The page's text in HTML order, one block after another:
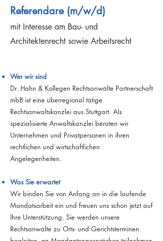
Referendare (m/w/d)
mit Interesse am Bau- und
Architektenrecht sowie Arbeitsrecht
Wer wir sind
Dr. Hahn & Kollegen Rechtsanwälte Partnerschaft
mbB ist eine überregional tätige
Rechtsanwaltskanzlei aus Stuttgart. Als
spezialisierte Anwaltskanzlei beraten wir
Unternehmen und Privatpersonen in ihren
rechtlichen und wirtschaftlichen
Angelegenheiten.
Was Sie erwartet
Wir binden Sie von Anfang an in die laufende
Mandatsarbeit ein und freuen uns schon jetzt auf
Ihre Unterstützung. Sie werden unsere
Rechtsanwälte zu Orts- und Gerichtsterminen